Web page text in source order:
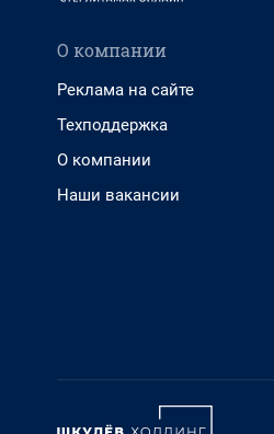
О компании
Реклама на сайте
Техподдержка
О компании
Наши вакансии